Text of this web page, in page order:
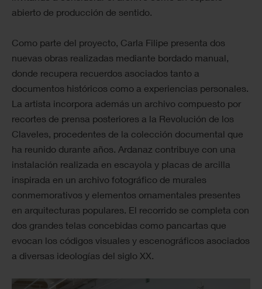
abierto de producción de sentido.
Como parte del proyecto, Carla Filipe presenta dos
nuevas obras realizadas mediante bordado manual,
donde recupera recuerdos asociados tanto a
documentos históricos como a experiencias personales.
La artista incorpora además un archivo compuesto por
recortes de prensa posteriores a la Revolución de los
Claveles, procedentes de la colección documental que
ha reunido durante años. Ardanaz contribuye con una
instalación realizada en escayola y placas de arcilla
inspirada en un archivo fotográfico de murales
conmemorativos y elementos ornamentales presentes
en arquitecturas populares. El recorrido se completa con
dos grandes telas concebidas como pancartas que
evocan los códigos visuales y escenográficos asociados
a diversas ideologías del siglo XX.